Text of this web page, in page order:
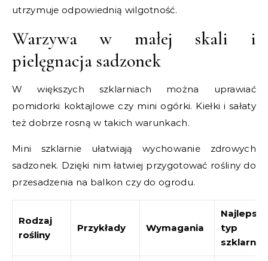
utrzymuje odpowiednią wilgotność.
Warzywa w małej skali i
pielęgnacja sadzonek
W większych szklarniach można uprawiać
pomidorki koktajlowe czy mini ogórki. Kiełki i sałaty
też dobrze rosną w takich warunkach.
Mini szklarnie ułatwiają wychowanie zdrowych
sadzonek. Dzięki nim łatwiej przygotować rośliny do
przesadzenia na balkon czy do ogrodu.
Rodzaj
rośliny
Przykłady Wymagania
Najlepszy
typ
szklarni